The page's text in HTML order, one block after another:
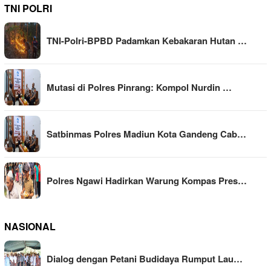
TNI POLRI
TNI-Polri-BPBD Padamkan Kebakaran Hutan …
Mutasi di Polres Pinrang: Kompol Nurdin …
Satbinmas Polres Madiun Kota Gandeng Cab…
Polres Ngawi Hadirkan Warung Kompas Pres…
NASIONAL
Dialog dengan Petani Budidaya Rumput Lau…